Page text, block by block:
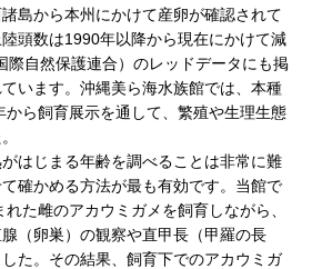
島から本州にかけて産卵が確認されて
頭数は1990年以降から現在にかけて減
際自然保護連合）のレッドデータにも掲
います。沖縄美ら海水族館では、本種
ら飼育展示を通して、繁殖や生理生態
はじまる年齢を調べることは非常に難
確かめる方法が最も有効です。当館で
た雌のアカウミガメを飼育しながら、
（卵巣）の観察や直甲長（甲羅の長
た。その結果、飼育下でのアカウミガ